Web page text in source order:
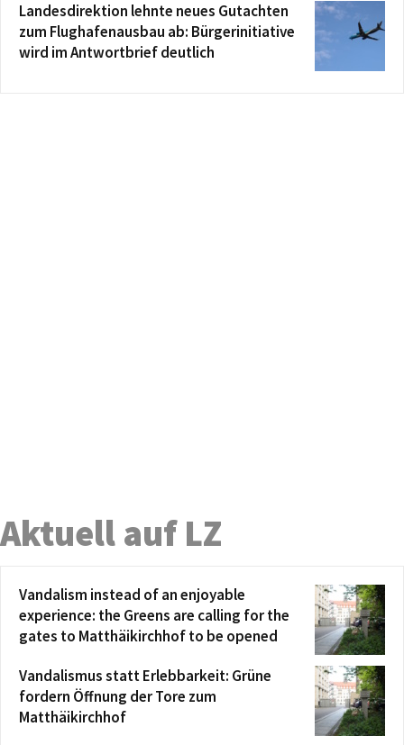
Landesdirektion lehnte neues Gutachten
zum Flughafenausbau ab: Bürgerinitiative
wird im Antwortbrief deutlich
Aktuell auf LZ
Vandalism instead of an enjoyable
experience: the Greens are calling for the
gates to Matthäikirchhof to be opened
Vandalismus statt Erlebbarkeit: Grüne
fordern Öffnung der Tore zum
Matthäikirchhof